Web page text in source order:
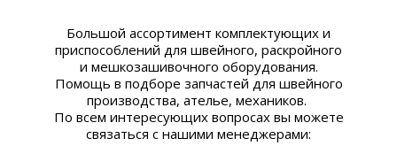
Большой ассортимент комплектующих и
приспособлений для швейного, раскройного
и мешкозашивочного оборудования.
Помощь в подборе запчастей для швейного
производства, ателье, механиков.
По всем интересующих вопросах вы можете
связаться с нашими менеджерами: